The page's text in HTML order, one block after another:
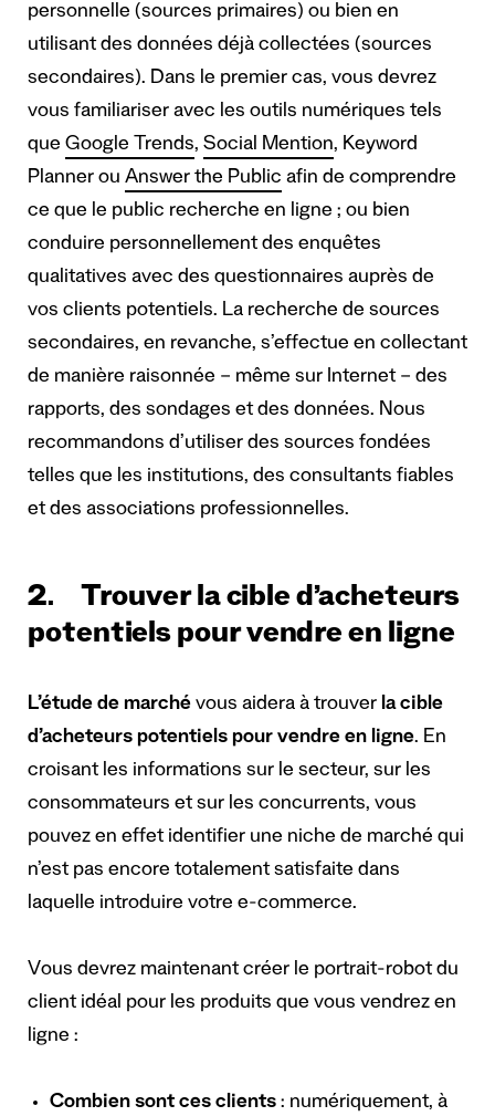
personnelle (sources primaires) ou bien en
utilisant des données déjà collectées (sources
secondaires). Dans le premier cas, vous devrez
vous familiariser avec les outils numériques tels
que Google Trends, Social Mention, Keyword
Planner ou Answer the Public afin de comprendre
ce que le public recherche en ligne ; ou bien
conduire personnellement des enquêtes
qualitatives avec des questionnaires auprès de
vos clients potentiels. La recherche de sources
secondaires, en revanche, s’effectue en collectant
de manière raisonnée – même sur Internet – des
rapports, des sondages et des données. Nous
recommandons d’utiliser des sources fondées
telles que les institutions, des consultants fiables
et des associations professionnelles.
2. Trouver la cible d’acheteurs
potentiels pour vendre en ligne
L’étude de marché vous aidera à trouver la cible
d’acheteurs potentiels pour vendre en ligne. En
croisant les informations sur le secteur, sur les
consommateurs et sur les concurrents, vous
pouvez en effet identifier une niche de marché qui
n’est pas encore totalement satisfaite dans
laquelle introduire votre e-commerce.
Vous devrez maintenant créer le portrait-robot du
client idéal pour les produits que vous vendrez en
ligne :
Combien sont ces clients : numériquement, à